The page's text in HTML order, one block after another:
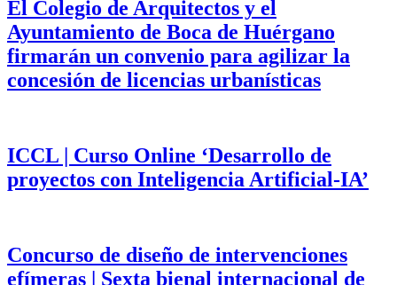
El Colegio de Arquitectos y el
Ayuntamiento de Boca de Huérgano
firmarán un convenio para agilizar la
concesión de licencias urbanísticas
ICCL | Curso Online ‘Desarrollo de
proyectos con Inteligencia Artificial-IA’
Concurso de diseño de intervenciones
efímeras | Sexta bienal internacional de